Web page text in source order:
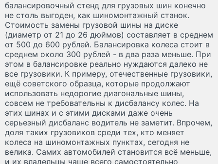
балансировочный стенд для грузовых шин конечно
не столь выгоден, как шиномонтажный станок.
Стоимость замены грузовой шины на диске
(диаметр от 21 до 26 дюймов) составляет в среднем
от 500 до 600 рублей. Балансировка колеса стоит в
среднем около 300 рублей - в два раза меньше. При
этом в балансировке реально нуждаются далеко не
все грузовики. К примеру, отечественные грузовики,
ещё советского образца, которые продолжают
использовать недорогие диагональные шины,
совсем не требовательны к дисбалансу колес. На
этих шинах и с этими дисками даже очень
серьезный дисбаланс водитель не заметит. Впрочем,
доля таких грузовиков среди тех, кто меняет
колеса на шиномонтажных пунктах, сегодня не
велика. Самих автомобилей становится всё меньше,
и их владельцы чаще всего самостоятельно